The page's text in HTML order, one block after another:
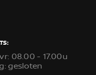
08.00 - 17.00u
gesloten